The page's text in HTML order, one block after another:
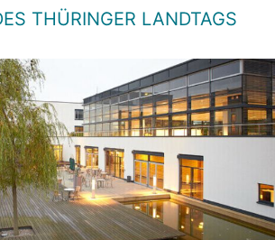
THÜRINGER LANDTAGS